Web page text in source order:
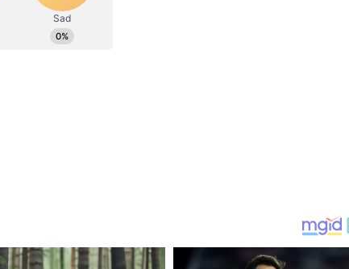
सत्यनारायण ने
किया कि